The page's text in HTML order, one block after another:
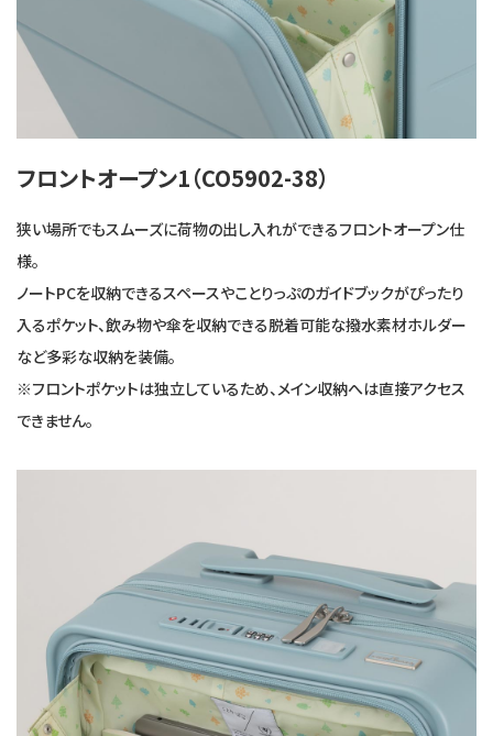
フロントオープン1（CO5902-38）
狭い場所でもスムーズに荷物の出し入れができるフロントオープン仕
様。
ノートPCを収納できるスペースやことりっぷのガイドブックがぴったり
入るポケット、飲み物や傘を収納できる脱着可能な撥水素材ホルダー
など多彩な収納を装備。
※フロントポケットは独立しているため、メイン収納へは直接アクセス
できません。